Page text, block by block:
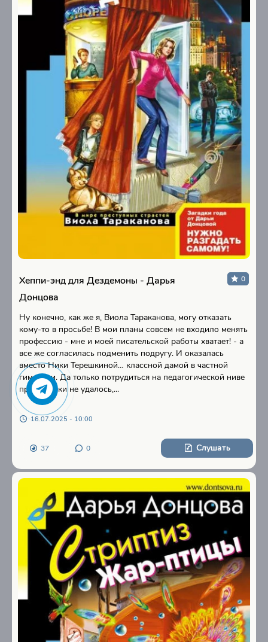
Хеппи-энд для Дездемоны - Дарья
Донцова
0
Ну конечно, как же я, Виола Тараканова, могу отказать
кому-то в просьбе! В мои планы совсем не входило менять
профессию - мне и моей писательской работы хватает! - а
все же согласилась подменить подругу. И оказалась
вместо Ники Терешкиной… классной дамой в частной
гимназии. Да только потрудиться на педагогической ниве
практически не удалось,...
16.07.2025 - 10:00
37 0 Слушать